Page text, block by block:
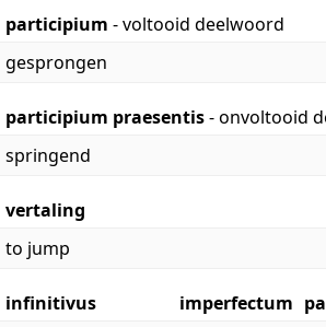
participium - voltooid deelwoord
gesprongen
participium praesentis- onvoltooid
springend
vertaling
to jump
infinitivus imperfectum